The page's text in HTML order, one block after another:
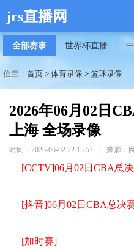
jrs直播网
全部赛事 世界杯直播
位置： 首页 > 体育录像 > 篮球录像
2026年06月02日
上海 全场录像
时间：2026-06-02 22:15:57 来源：
[CCTV]06月02日CBA总
[抖音]06月02日CBA总决
[加时赛]